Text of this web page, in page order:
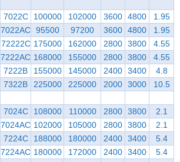
7022C 100000 102000 3600 4800
1.95
7022AC 95500 97200 3600 4800
1.95
72222C 175000 162000 2800 3800
4.55
7222AC 168000 155000 2800 3800
4.55
7222B 155000 145000 2400 3400
4.8
7322B 225000 225000 2000 3000 10.5
7024C 108000 110000 2800 3800
2.1
7024AC 102000 105000 2800 3800
2.1
7224C 188000 180000 2400 3400
5.4
7224AC 180000 172000 2400 3400 5.4